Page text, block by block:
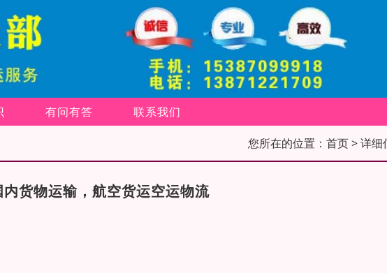
有问有答 联系我们
您所在的位置： 首页> 详细
货物运输，航空货运空运物流